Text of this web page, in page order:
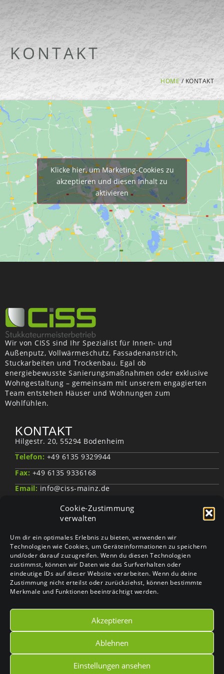
Cookie-Zustimmung
verwalten
Um dir ein optimales Erlebnis zu bieten, verwenden wir
Technologien wie Cookies, um Geräteinformationen zu speichern
und/oder darauf zuzugreifen. Wenn du diesen Technologien
zustimmst, können wir Daten wie das Surfverhalten oder
eindeutige IDs auf dieser Website verarbeiten. Wenn du deine
Zustimmung nicht erteilst oder zurückziehst, können bestimmte
Merkmale und Funktionen beeinträchtigt werden.
Akzeptieren
Ablehnen
Einstellungen ansehen
springen
KONTAKT
HOME/ KONTAKT
Klicke hier, um Marketing-Cookies zu
akzeptieren und diesen Inhalt zu
aktivieren
Wir von CISS sind Ihr Spezialist für Innen- und
Außenputz, Vollwärmeschutz, Fassadenanstrich,
Stuckarbeiten und Trockenbau. Egal ob
energiebewusste Sanierungsmaßnahmen oder exklusive
Wohngestaltung – gemeinsam mit unserem engagierten
Team entstehen Häuser und Wohnungen zum
Wohlfühlen.
KONTAKT
Hilgestr. 20, 55294 Bodenheim
Telefon: +49 6135 9329944
Fax: +49 6135 9336168
Email: info@ciss-mainz.de
www.ciss-mainz.de
Impressum
Datenschutzerklärung
Cookie-Richtlinie (EU)